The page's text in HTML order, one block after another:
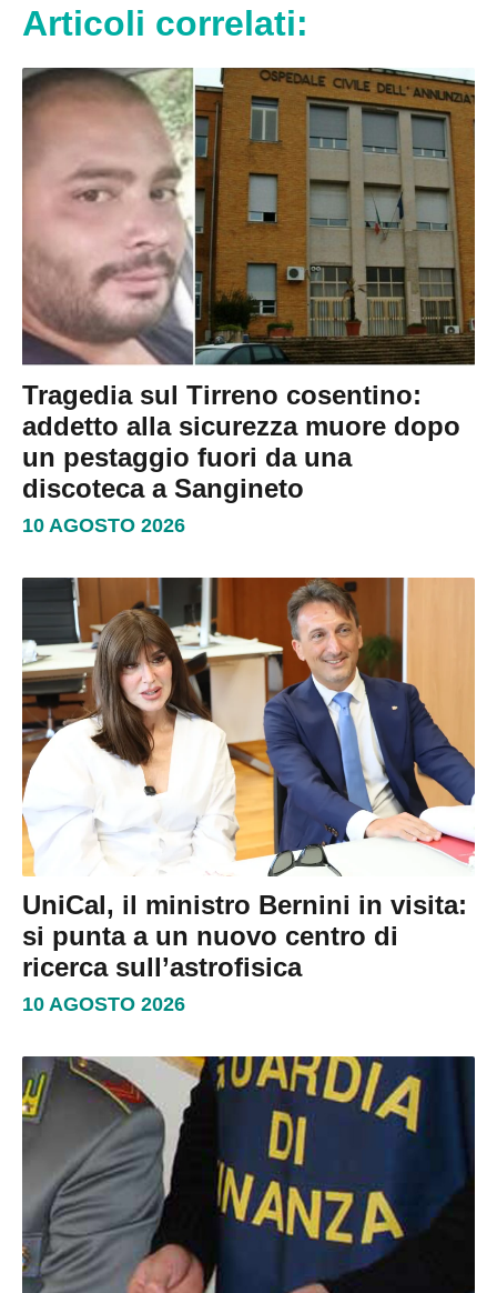
Articoli correlati:
Tragedia sul Tirreno cosentino:
addetto alla sicurezza muore dopo
un pestaggio fuori da una
discoteca a Sangineto
10 AGOSTO 2026
UniCal, il ministro Bernini in visita:
si punta a un nuovo centro di
ricerca sull’astrofisica
10 AGOSTO 2026